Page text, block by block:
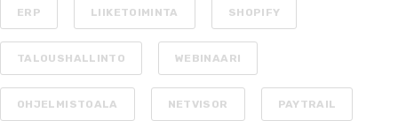
ERP LIIKETOIMINTA SHOPIFY
TALOUSHALLINTO WEBINAARI
OHJELMISTOALA NETVISOR PAYTRAIL